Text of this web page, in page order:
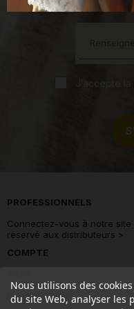
J’accepte
PROFESSIONNELS
Connectez-vous à notre site
réservé aux distributeurs >
COMPTE
COLLECTIONS
Nous utilisons des
du site Web, analyser les